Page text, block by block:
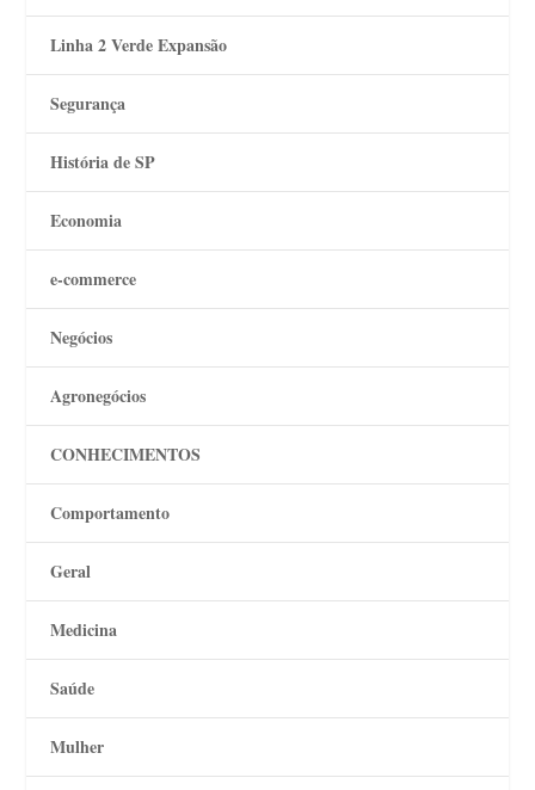
Linha 2 Verde Expansão
Segurança
História de SP
Economia
e-commerce
Negócios
Agronegócios
CONHECIMENTOS
Comportamento
Geral
Medicina
Saúde
Mulher